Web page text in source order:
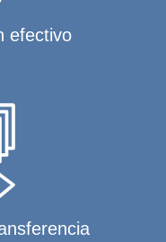
efectivo